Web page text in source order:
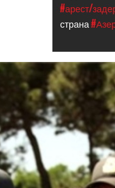
#арест/
страна